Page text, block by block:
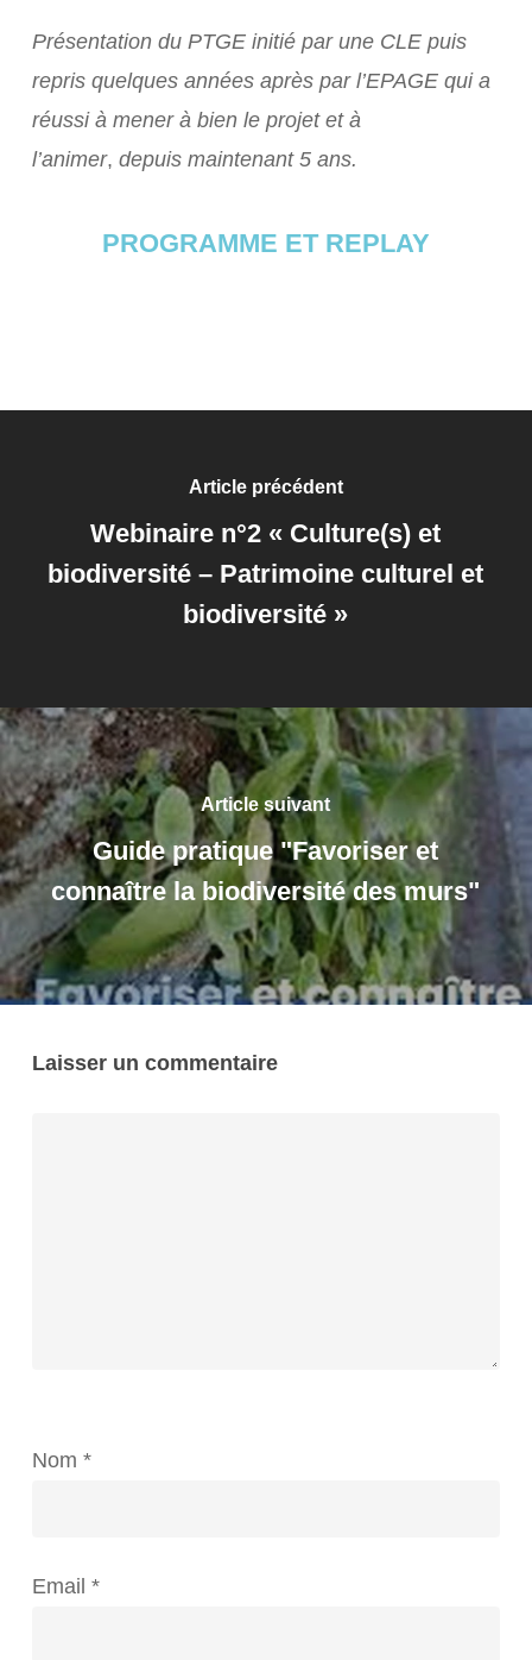
Présentation du PTGE initié par une CLE puis
repris quelques années après par l’EPAGE qui a
réussi à mener à bien le projet et à
l’animer, depuis maintenant 5 ans.
PROGRAMME ET REPLAY
Article précédent
Webinaire n°2 « Culture(s) et
biodiversité – Patrimoine culturel et
biodiversité »
Article suivant
Guide pratique "Favoriser et
connaître la biodiversité des murs"
Laisser un commentaire
Nom *
Email *